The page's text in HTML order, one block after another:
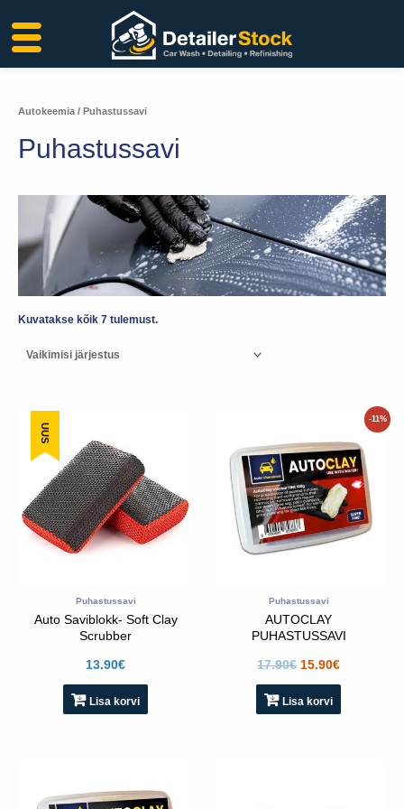
sisu
juurde
Autokeemia / Puhastussavi
Puhastussavi
Kuvatakse kõik 7 tulemust.
UUS
Puhastussavi
Auto Saviblokk- Soft Clay
Scrubber
13.90€
Lisa korvi
-11%
Puhastussavi
AUTOCLAY
PUHASTUSSAVI
17.90€
oli:
17.90€.
15.90€
Praegune
on:
15.90€.
Lisa korvi